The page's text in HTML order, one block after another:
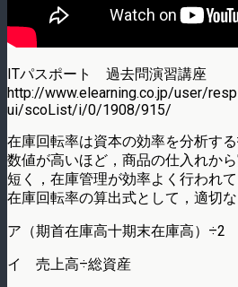
ITパスポート 過去問演習講座
http://www.elearning.co.jp/user/
ui/scoList/i/0/1908/915/
在庫回転率は資本の効率を分析す
数値が高いほど，商品の仕入れか
短く，在庫管理が効率よく行われ
在庫回転率の算出式として，適切な
ア（期首在庫高十期末在庫高）÷2
イ 売上高÷総資産